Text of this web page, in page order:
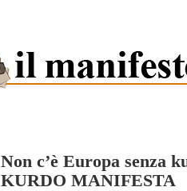
Non c’è Europa senza
KURDO MANIFESTA